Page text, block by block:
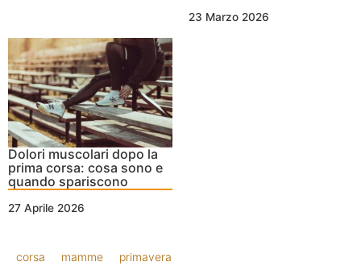
23 Marzo 2026
Dolori muscolari dopo la
prima corsa: cosa sono e
quando spariscono
27 Aprile 2026
corsa mamme primavera